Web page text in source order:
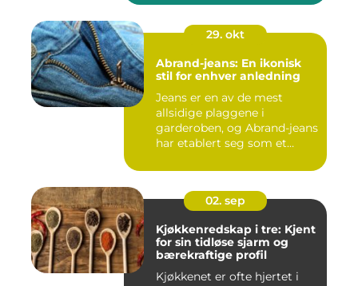
29. okt
Abrand-jeans: En ikonisk
stil for enhver anledning
Jeans er en av de mest
allsidige plaggene i
garderoben, og Abrand-jeans
har etablert seg som et
02. sep
Kjøkkenredskap i tre: Kjent
for sin tidløse sjarm og
bærekraftige profil
Kjøkkenet er ofte hjertet i